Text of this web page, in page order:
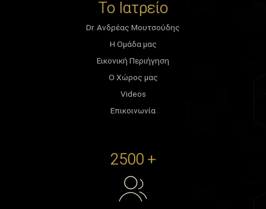
Το Ιατρείο
Dr. Ανδρέας Μουτσούδης
Η Ομάδα μας
Εικονική Περιήγηση
Ο Χώρος μας
Videos
Επικοινωνία
2500 +